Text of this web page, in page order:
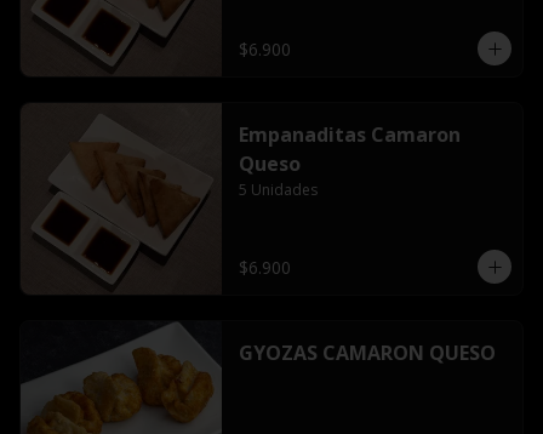
$6.900
Empanaditas Camaron
Queso
5 Unidades
$6.900
GYOZAS CAMARON QUESO